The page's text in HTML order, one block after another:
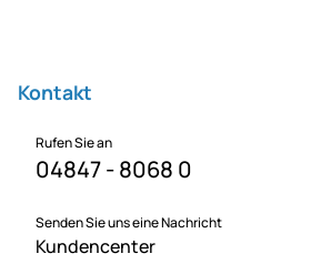
Kontakt
Rufen Sie an
04847 - 8068 0
Senden Sie uns eine Nachricht
Kundencenter